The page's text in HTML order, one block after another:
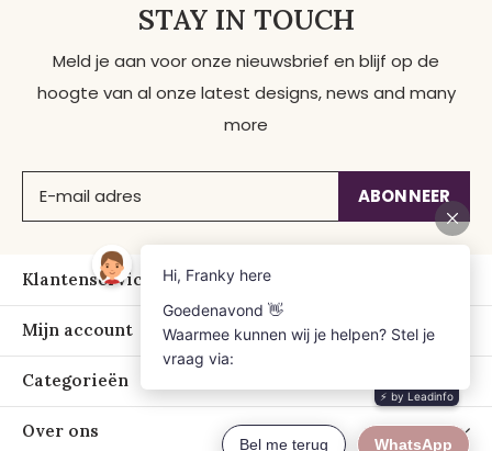
STAY IN TOUCH
Meld je aan voor onze nieuwsbrief en blijf op de
hoogte van al onze latest designs, news and many
more
ABONNEER
Klantenservice
Mijn account
Categorieën
Over ons